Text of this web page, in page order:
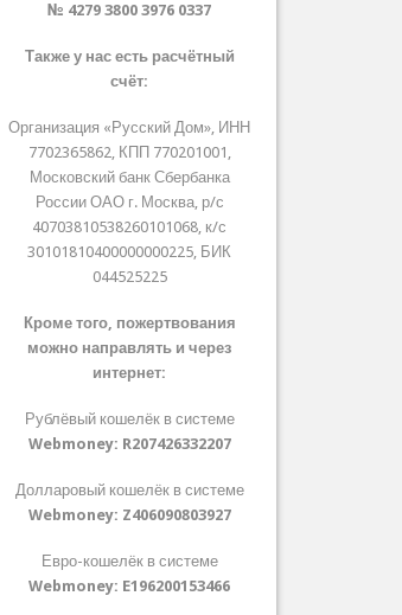
№ 4279 3800 3976 0337
Также у нас есть расчётный
счёт:
Организация «Русский Дом», ИНН
7702365862, КПП 770201001,
Московский банк Сбербанка
России ОАО г. Москва, р/с
40703810538260101068, к/с
30101810400000000225, БИК
044525225
Кроме того, пожертвования
можно направлять и через
интернет:
Рублёвый кошелёк в системе
Webmoney: R207426332207
Долларовый кошелёк в системе
Webmoney: Z406090803927
Евро-кошелёк в системе
Webmoney: E196200153466